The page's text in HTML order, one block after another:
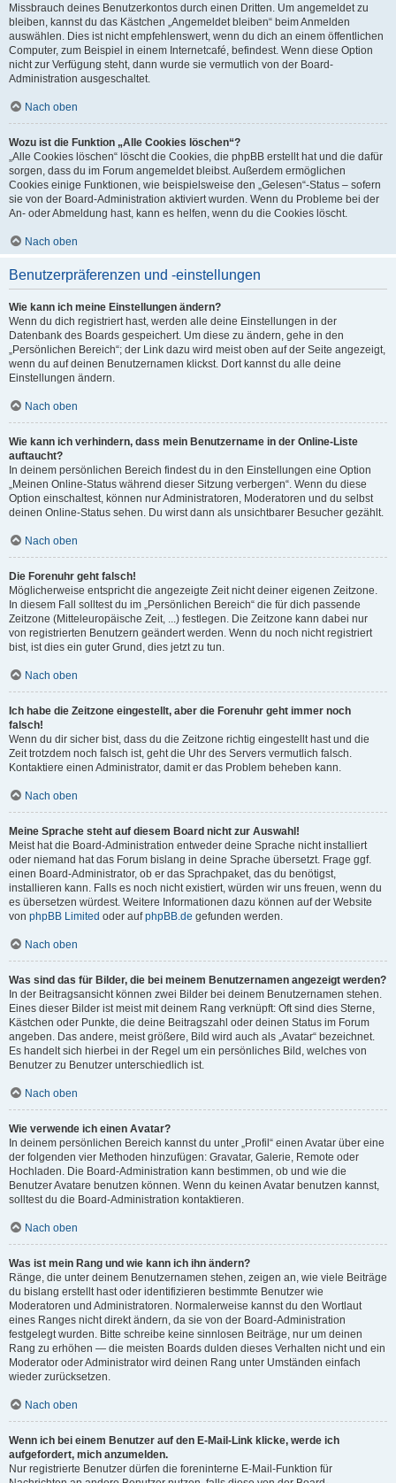
Missbrauch deines Benutzerkontos durch einen Dritten. Um angemeldet zu
bleiben, kannst du das Kästchen „Angemeldet bleiben“ beim Anmelden
auswählen. Dies ist nicht empfehlenswert, wenn du dich an einem öffentlichen
Computer, zum Beispiel in einem Internetcafé, befindest. Wenn diese Option
nicht zur Verfügung steht, dann wurde sie vermutlich von der Board-
Administration ausgeschaltet.
Nach oben
Wozu ist die Funktion „Alle Cookies löschen“?
„Alle Cookies löschen“ löscht die Cookies, die phpBB erstellt hat und die dafür
sorgen, dass du im Forum angemeldet bleibst. Außerdem ermöglichen
Cookies einige Funktionen, wie beispielsweise den „Gelesen“-Status – sofern
sie von der Board-Administration aktiviert wurden. Wenn du Probleme bei der
An- oder Abmeldung hast, kann es helfen, wenn du die Cookies löscht.
Nach oben
Benutzerpräferenzen und -einstellungen
Wie kann ich meine Einstellungen ändern?
Wenn du dich registriert hast, werden alle deine Einstellungen in der
Datenbank des Boards gespeichert. Um diese zu ändern, gehe in den
„Persönlichen Bereich“; der Link dazu wird meist oben auf der Seite angezeigt,
wenn du auf deinen Benutzernamen klickst. Dort kannst du alle deine
Einstellungen ändern.
Nach oben
Wie kann ich verhindern, dass mein Benutzername in der Online-Liste
auftaucht?
In deinem persönlichen Bereich findest du in den Einstellungen eine Option
„Meinen Online-Status während dieser Sitzung verbergen“. Wenn du diese
Option einschaltest, können nur Administratoren, Moderatoren und du selbst
deinen Online-Status sehen. Du wirst dann als unsichtbarer Besucher gezählt.
Nach oben
Die Forenuhr geht falsch!
Möglicherweise entspricht die angezeigte Zeit nicht deiner eigenen Zeitzone.
In diesem Fall solltest du im „Persönlichen Bereich“ die für dich passende
Zeitzone (Mitteleuropäische Zeit, ...) festlegen. Die Zeitzone kann dabei nur
von registrierten Benutzern geändert werden. Wenn du noch nicht registriert
bist, ist dies ein guter Grund, dies jetzt zu tun.
Nach oben
Ich habe die Zeitzone eingestellt, aber die Forenuhr geht immer noch
falsch!
Wenn du dir sicher bist, dass du die Zeitzone richtig eingestellt hast und die
Zeit trotzdem noch falsch ist, geht die Uhr des Servers vermutlich falsch.
Kontaktiere einen Administrator, damit er das Problem beheben kann.
Nach oben
Meine Sprache steht auf diesem Board nicht zur Auswahl!
Meist hat die Board-Administration entweder deine Sprache nicht installiert
oder niemand hat das Forum bislang in deine Sprache übersetzt. Frage ggf.
einen Board-Administrator, ob er das Sprachpaket, das du benötigst,
installieren kann. Falls es noch nicht existiert, würden wir uns freuen, wenn du
es übersetzen würdest. Weitere Informationen dazu können auf der Website
von phpBB Limited oder aufphpBB.de gefunden werden.
Nach oben
Was sind das für Bilder, die bei meinem Benutzernamen angezeigt werden?
In der Beitragsansicht können zwei Bilder bei deinem Benutzernamen stehen.
Eines dieser Bilder ist meist mit deinem Rang verknüpft: Oft sind dies Sterne,
Kästchen oder Punkte, die deine Beitragszahl oder deinen Status im Forum
angeben. Das andere, meist größere, Bild wird auch als „Avatar“ bezeichnet.
Es handelt sich hierbei in der Regel um ein persönliches Bild, welches von
Benutzer zu Benutzer unterschiedlich ist.
Nach oben
Wie verwende ich einen Avatar?
In deinem persönlichen Bereich kannst du unter „Profil“ einen Avatar über eine
der folgenden vier Methoden hinzufügen: Gravatar, Galerie, Remote oder
Hochladen. Die Board-Administration kann bestimmen, ob und wie die
Benutzer Avatare benutzen können. Wenn du keinen Avatar benutzen kannst,
solltest du die Board-Administration kontaktieren.
Nach oben
Was ist mein Rang und wie kann ich ihn ändern?
Ränge, die unter deinem Benutzernamen stehen, zeigen an, wie viele Beiträge
du bislang erstellt hast oder identifizieren bestimmte Benutzer wie
Moderatoren und Administratoren. Normalerweise kannst du den Wortlaut
eines Ranges nicht direkt ändern, da sie von der Board-Administration
festgelegt wurden. Bitte schreibe keine sinnlosen Beiträge, nur um deinen
Rang zu erhöhen — die meisten Boards dulden dieses Verhalten nicht und ein
Moderator oder Administrator wird deinen Rang unter Umständen einfach
wieder zurücksetzen.
Nach oben
Wenn ich bei einem Benutzer auf den E-Mail-Link klicke, werde ich
aufgefordert, mich anzumelden.
Nur registrierte Benutzer dürfen die foreninterne E-Mail-Funktion für